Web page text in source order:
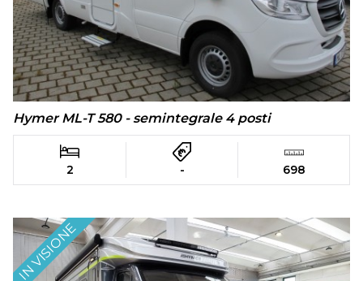
Hymer ML-T 580 - semintegrale 4 posti
2 - 698
IN VISIONE